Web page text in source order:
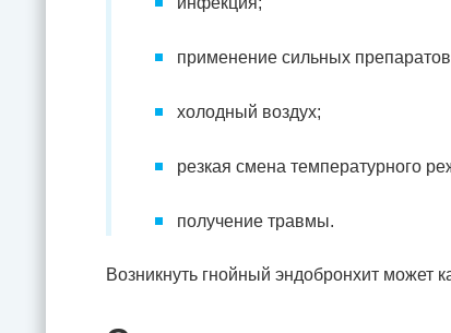
применение сильных
холодный воздух;
резкая смена температурного
получение травмы.
Возникнуть гнойный эндобронхит может